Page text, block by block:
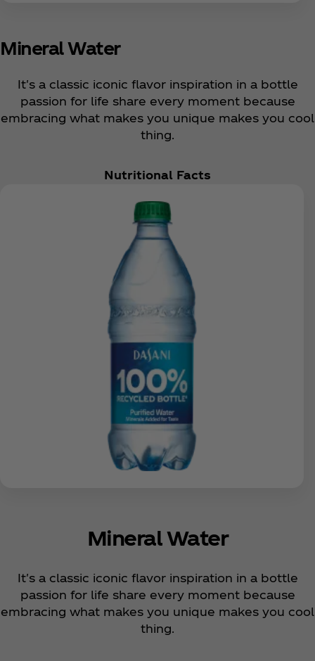
Mineral Water
It's a classic iconic flavor inspiration in a bottle
passion for life share every moment because
embracing what makes you unique makes you cool
thing.
Nutritional Facts
Mineral Water
It's a classic iconic flavor inspiration in a bottle
passion for life share every moment because
embracing what makes you unique makes you cool
thing.